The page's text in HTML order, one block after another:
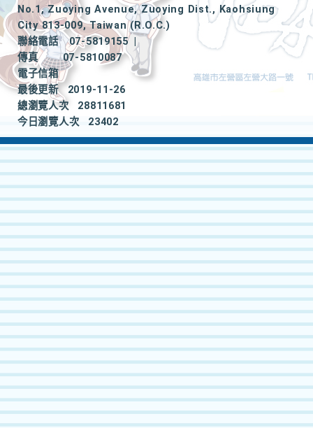
No.1, Zuoying Avenue, Zuoying Dist., Kaohsiung
City 813-009, Taiwan (R.O.C.)
聯絡電話
07-5819155
|
傳真
07-5810087
電子信箱
最後更新
2019-11-26
總瀏覽人次
28811681
今日瀏覽人次
23402